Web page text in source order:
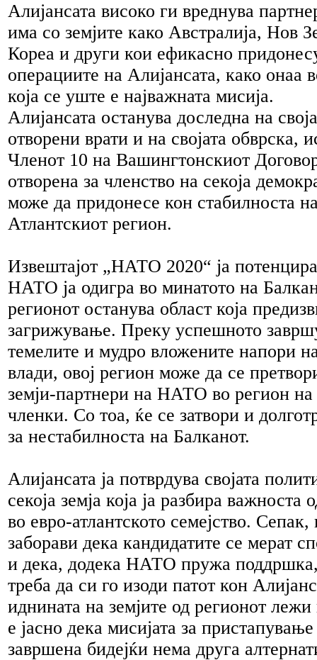
Алијансата високо ги вреднува
има со земјите како Австралија, Нов
Кореа и други кои ефикасно
операциите на Алијансата, како онаа
која се уште е најважната мисија.
Алијансата останува доследна на
отворени врати и на својата обврска,
Членот 10 на Вашингтонскиот
отворена за членство на секоја
може да придонесе кон стабилноста
Атлантскиот регион.
Извештајот „НАТО 2020“ ја
НАТО ја одигра во минатото на
регионот останува област која
загрижување. Преку успешното
темелите и мудро вложените напори
влади, овој регион може да се
земји-партнери на НАТО во регион
членки. Со тоа, ќе се затвори и
за нестабилноста на Балканот.
Алијансата ја потврдува својата
секоја земја која ја разбира важноста
во евро-атлантското семејство. Сепак,
заборави дека кандидатите се мерат
и дека, додека НАТО пружа поддршка,
треба да си го изоди патот кон
иднината на земјите од регионот
е јасно дека мисијата за
завршена бидејќи нема друга